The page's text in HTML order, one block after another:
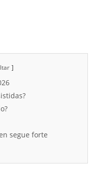
segue forte